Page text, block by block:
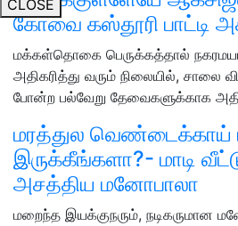
CLOSE
கோவை கஸ்தூரி பாட்டி
மக்கள்தொகை பெருக்கத்தால்
அதிகரித்து வரும் நிலையில், சாலை
போன்ற பல்வேறு தேவைகளுக்காக
மரத்துல வெண்டைக்காய்
இருக்கீங்களா?- மாடி
அசத்திய மனோபாலா
மறைந்த இயக்குநரும், நடிகருமான